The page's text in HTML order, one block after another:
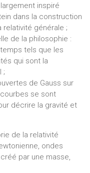
inspiré
dans la construction
relativité générale ;
de la philosophie :
temps tels que les
qui sont la
;
de Gauss sur
se sont
décrire la gravité et
de la relativité
ondes
par une masse,